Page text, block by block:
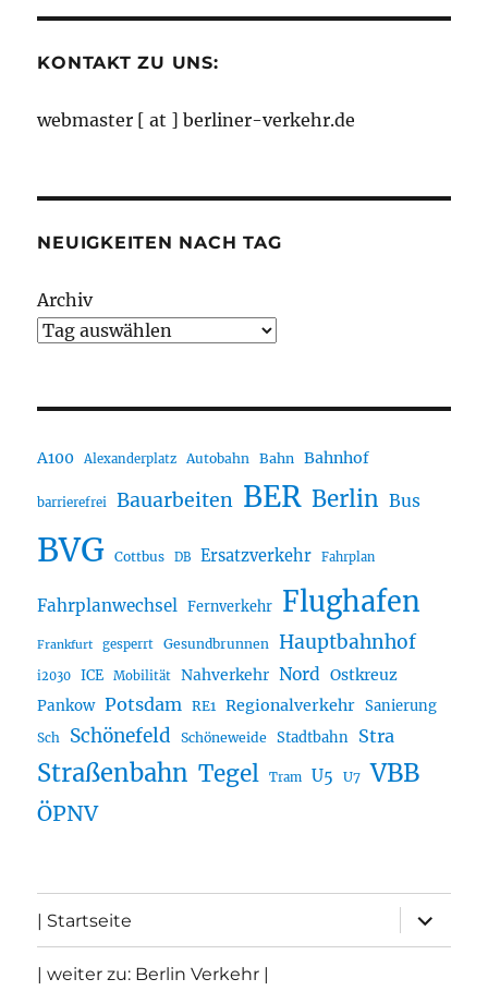
KONTAKT ZU UNS:
webmaster [ at ] berliner-verkehr.de
NEUIGKEITEN NACH TAG
Archiv
A100 Alexanderplatz Autobahn Bahn Bahnhof
barrierefrei Bauarbeiten BER Berlin Bus
BVG Cottbus DB Ersatzverkehr Fahrplan
Fahrplanwechsel Fernverkehr Flughafen
Frankfurt gesperrt Gesundbrunnen Hauptbahnhof
i2030 ICE Mobilität Nahverkehr Nord Ostkreuz
Pankow Potsdam RE1 Regionalverkehr Sanierung
Sch Schönefeld Schöneweide Stadtbahn Stra
Straßenbahn Tegel Tram U5 U7 VBB
ÖPNV
| Startseite
öffnen
| weiter zu: Berlin Verkehr |